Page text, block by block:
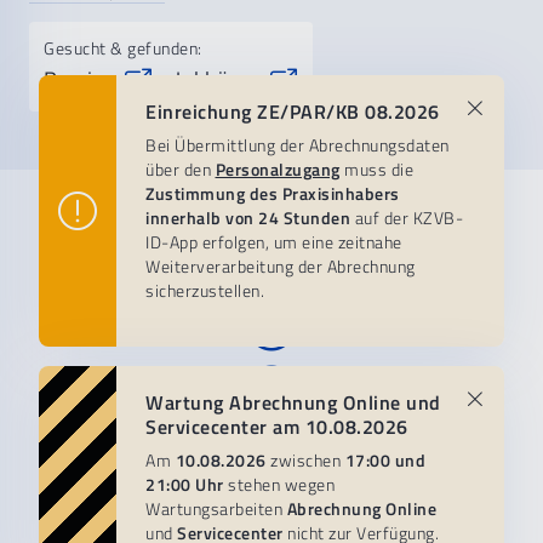
Einreichung ZE/PAR/KB 08.2026
Bei Übermittlung der Abrechnungsdaten
über den Personalzugang muss die
Zustimmung des Praxisinhabers
innerhalb von 24 Stunden auf der KZVB-
ID-App erfolgen, um eine zeitnahe
Weiterverarbeitung der Abrechnung
sicherzustellen.
Wartung Abrechnung Online und
Servicecenter am 10.08.2026
Am 10.08.2026zwischen 17:00 und
21:00 Uhrstehen wegen
WartungsarbeitenAbrechnung Online
undServicecenter nicht zur Verfügung.
Gesucht & gefunden:
Praxis- Jobbörse
Praxisteam
Abrechnungsberatung
Abrechnung:
Termine
Formulare
Bestimmungen zur Abrechnung:
Abrechnungsmappe
Patientenservice
Zahnärztlicher Notdienst
Zweitmeinung
Zahn.de
Fragen zur Zahnarztrechnung?
089 230 211 230
KZVB
Stellenangebote
Pressestelle
MO-DO 7-18, FR -16 Uhr
089 72401-0
Besuchen Sie uns auf:
Impressum Kontakt Datenschutz
AGB
Compliance
Seitenübersicht